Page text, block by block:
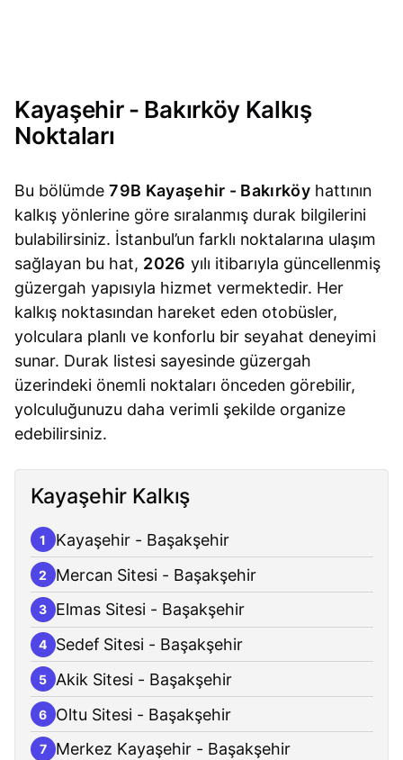
Kayaşehir - Bakırköy Kalkış
Noktaları
Bu bölümde79B Kayaşehir - Bakırköy hattının
kalkış yönlerine göre sıralanmış durak bilgilerini
bulabilirsiniz. İstanbul’un farklı noktalarına ulaşım
sağlayan bu hat, 2026 yılı itibarıyla güncellenmiş
güzergah yapısıyla hizmet vermektedir. Her
kalkış noktasından hareket eden otobüsler,
yolculara planlı ve konforlu bir seyahat deneyimi
sunar. Durak listesi sayesinde güzergah
üzerindeki önemli noktaları önceden görebilir,
yolculuğunuzu daha verimli şekilde organize
edebilirsiniz.
Kayaşehir Kalkış
1 Kayaşehir - Başakşehir
2 Mercan Sitesi - Başakşehir
3 Elmas Sitesi - Başakşehir
4 Sedef Sitesi - Başakşehir
5 Akik Sitesi - Başakşehir
6 Oltu Sitesi - Başakşehir
7 Merkez Kayaşehir - Başakşehir